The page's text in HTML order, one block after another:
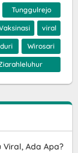
Tunggulrejo
viral
Wirosari
Viral, Ada Apa?